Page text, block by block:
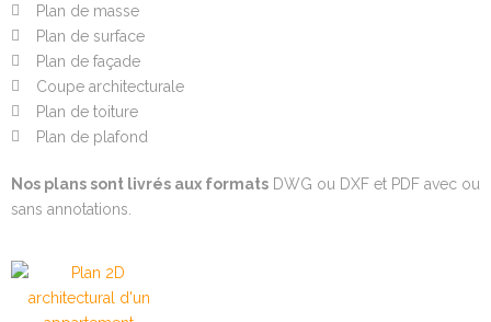
Plan de masse
Plan de surface
Plan de façade
Coupe architecturale
Plan de toiture
Plan de plafond
Nos plans sont livrés aux formats DWG ou DXF et PDF avec ou
sans annotations.